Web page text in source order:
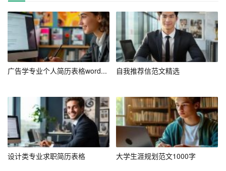
识。此外，我也会主动承担更多的管理职责，锻炼自己的
领导能力。
在人际关系方面，我会积极参加公司组织的各类活动，拓
宽人脉，提升沟通能力。同时，我也会主动向经验丰富的
四、行动计划
为了实现上述目标，我制定了详细的行动计划。首先，在
时间管理方面，我会合理安排工作和学习时间，确保每天
至少有一小时的学习时间。其次，在资源整合方面，我会
广告学专业个人简历表格word... 自我推荐信范文精选
设计类专业求职简历表格 大学生涯规划范文1000字